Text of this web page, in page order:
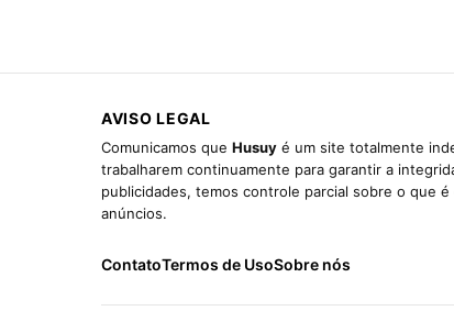
AVISO LEGAL
Comunicamos que Husuy é um site totalmente
trabalharem continuamente para garantir a
publicidades, temos controle parcial sobre o que
anúncios.
ContatoTermos de UsoSobre nós